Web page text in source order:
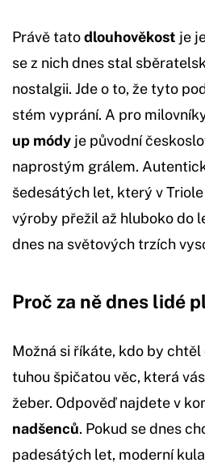
Právě tatodlouhověkost je
se z nich dnes stal
nostalgii. Jde o to, že tyto
stém vyprání. A pro
up módy je původní
naprostým grálem.
šedesátých let, který v
výroby přežil až hluboko do
dnes na světových trzích
Proč za ně dnes lidé
Možná si říkáte, kdo by
tuhou špičatou věc, která
žeber. Odpověď najdete v
nadšenců. Pokud se dnes
padesátých let, moderní